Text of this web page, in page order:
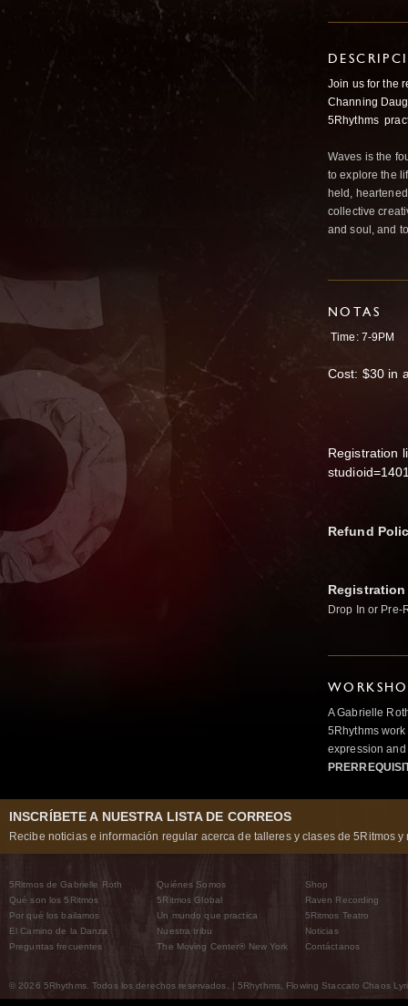
Join us for the
Channing
5Rhythms
Waves is the
to explore the
held,
collective
and soul, and
NOTAS
Time: 7-9PM
Cost: $30 in
Registration
Refund
Drop In or Pre-
A Gabrielle
5Rhythms
expression
INSCRÍBETE A NUESTRA LISTA DE CORREOS
Recibe noticias e información regular acerca de talleres y clases de 5Ritmos y
5Ritmos de Gabrielle Roth
Qué son los 5Ritmos
Por qué los bailamos
El Camino de la Danza
Preguntas frecuentes
Quiénes Somos
5Ritmos Global
Un mundo que practica
Nuestra tribu
The Moving Center® New York
Shop
Raven Recording
5Ritmos Teatro
Noticias
Contáctanos
© 2026 5Rhythms. Todos los derechos reservados. | 5Rhythms, Flowing Staccato Chaos